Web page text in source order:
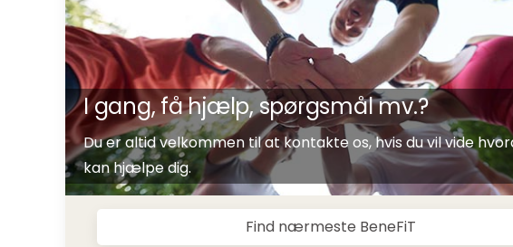
I gang, få hjælp, spørgsmål mv.?
Du er altid velkommen til at kontakte os, hvis du vil vide
kan hjælpe dig.
Find nærmeste BeneFiT